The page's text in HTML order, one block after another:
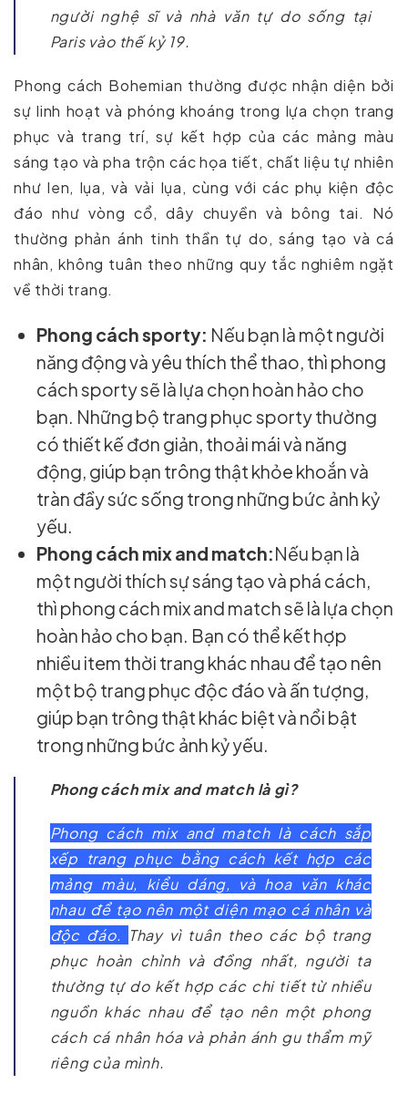
người nghệ sĩ và nhà văn tự do sống tại
Paris vào thế kỷ 19.
Phong cách Bohemian thường được nhận diện bởi
sự linh hoạt và phóng khoáng trong lựa chọn trang
phục và trang trí, sự kết hợp của các mảng màu
sáng tạo và pha trộn các họa tiết, chất liệu tự nhiên
như len, lụa, và vải lụa, cùng với các phụ kiện độc
đáo như vòng cổ, dây chuyền và bông tai. Nó
thường phản ánh tinh thần tự do, sáng tạo và cá
nhân, không tuân theo những quy tắc nghiêm ngặt
về thời trang.
Phong cách sporty: Nếu bạn là một người
năng động và yêu thích thể thao, thì phong
cách sporty sẽ là lựa chọn hoàn hảo cho
bạn. Những bộ trang phục sporty thường
có thiết kế đơn giản, thoải mái và năng
động, giúp bạn trông thật khỏe khoắn và
tràn đầy sức sống trong những bức ảnh kỷ
yếu.
Phong cách mix and match:Nếu bạn là
một người thích sự sáng tạo và phá cách,
thì phong cách mix and match sẽ là lựa chọn
hoàn hảo cho bạn. Bạn có thể kết hợp
nhiều item thời trang khác nhau để tạo nên
một bộ trang phục độc đáo và ấn tượng,
giúp bạn trông thật khác biệt và nổi bật
trong những bức ảnh kỷ yếu.
Phong cách mix and match là gì?
Phong cách mix and match là cách sắp
xếp trang phục bằng cách kết hợp các
mảng màu, kiểu dáng, và hoa văn khác
nhau để tạo nên một diện mạo cá nhân và
độc đáo. Thay vì tuân theo các bộ trang
phục hoàn chỉnh và đồng nhất, người ta
thường tự do kết hợp các chi tiết từ nhiều
nguồn khác nhau để tạo nên một phong
cách cá nhân hóa và phản ánh gu thẩm mỹ
riêng của mình.